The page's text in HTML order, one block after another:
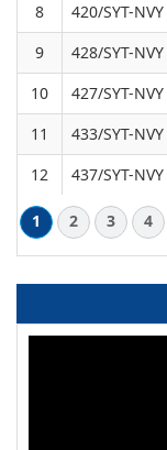
8 420/SYT-NVY
9
428/SYT-NVY
10
427/SYT-NVY
11
433/SYT-NVY
12
437/SYT-NVY
1 2 3 4